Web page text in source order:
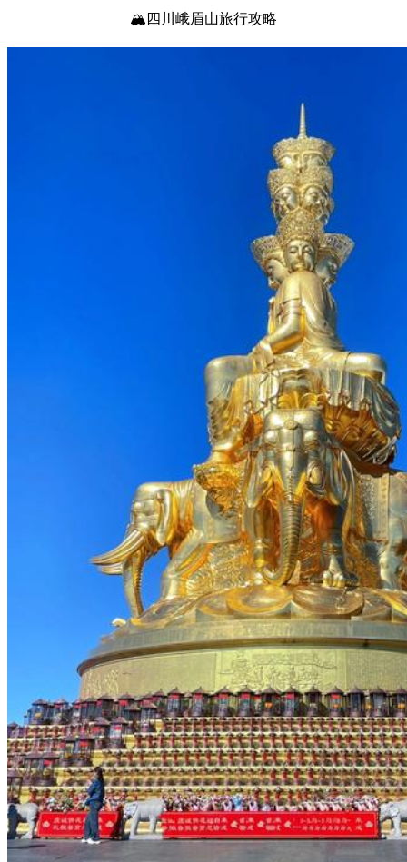
🏔️四川峨眉山旅行攻略